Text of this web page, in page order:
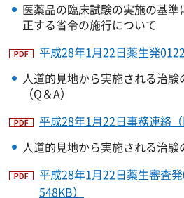
医薬品の臨床試験の実施の基
正する省令の施行について
平成28年1月22日薬生発
人道的見地から実施される治
（Q＆A）
平成28年1月22日事務連絡（
人道的見地から実施される治験
平成28年1月22日薬生審査
548KB）